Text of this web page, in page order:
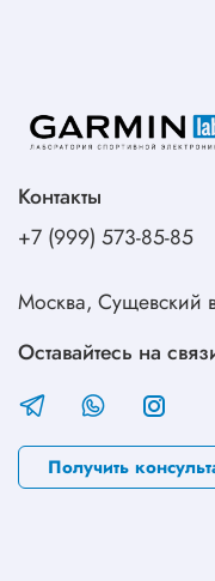
Контакты
+7 (999) 573-85-85
Москва, Сущевский
Оставайтесь на
Получить